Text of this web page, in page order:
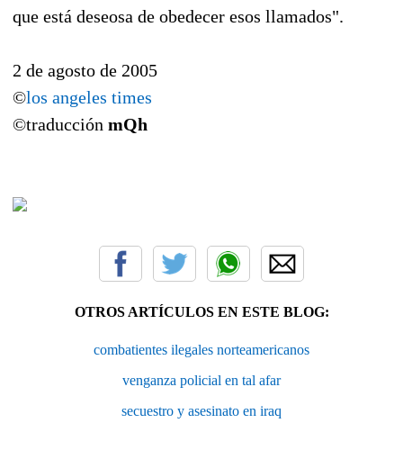
que está deseosa de obedecer esos llamados".
2 de agosto de 2005
©los angeles times
©traducción mQh
OTROS ARTÍCULOS EN ESTE BLOG:
combatientes ilegales norteamericanos
venganza policial en tal afar
secuestro y asesinato en iraq